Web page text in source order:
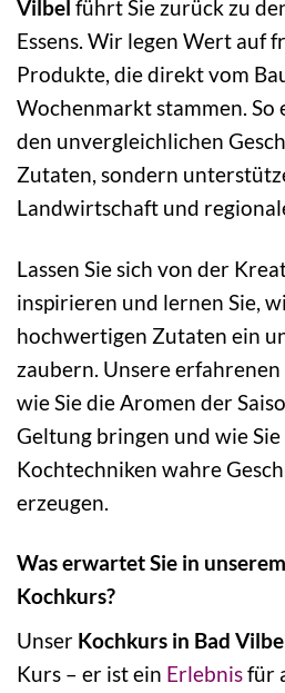
Vilbel führt Sie zurück zu
Essens. Wir legen Wert auf
Produkte, die direkt vom
Wochenmarkt stammen. So
den unvergleichlichen
Zutaten, sondern
Landwirtschaft und
Lassen Sie sich von der
inspirieren und lernen Sie,
hochwertigen Zutaten ein
zaubern. Unsere erfahrenen
wie Sie die Aromen der
Geltung bringen und wie
Kochtechniken wahre
erzeugen.
Was erwartet Sie in
Kochkurs?
Unser Kochkurs in Bad
Kurs – er ist ein Erlebnisfür